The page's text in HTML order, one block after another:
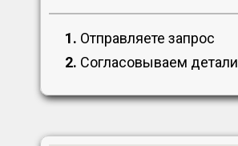
1. Отправляете запрос
2. Согласовываем детали